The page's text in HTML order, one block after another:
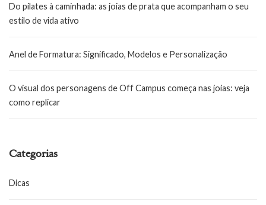
Do pilates à caminhada: as joias de prata que acompanham o seu
estilo de vida ativo
Anel de Formatura: Significado, Modelos e Personalização
O visual dos personagens de Off Campus começa nas joias: veja
como replicar
Categorias
Dicas